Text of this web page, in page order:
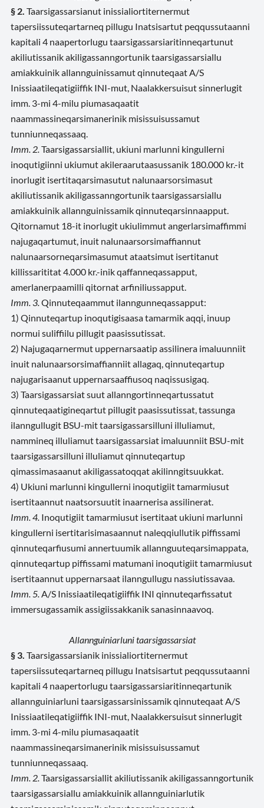
§ 2. Taarsigassarsianut inissialiortiternermut
tapersiissuteqartarneq pillugu Inatsisartut peqqussutaanni
kapitali 4 naapertorlugu taarsigassarsiaritinneqartunut
akiliutissanik akiligassanngortunik taarsigassarsiallu
amiakkuinik allannguinissamut qinnuteqaat A/S
Inissiaatileqatigiiffik INI-mut, Naalakkersuisut sinnerlugit
imm. 3-mi 4-milu piumasaqaatit
naammassineqarsimanerinik misissuisussamut
tunniunneqassaaq.
Imm. 2. Taarsigassarsiallit, ukiuni marlunni kingullerni
inoqutigiinni ukiumut akileraarutaasussanik 180.000 kr.-it
inorlugit isertitaqarsimasutut nalunaarsorsimasut
akiliutissanik akiligassanngortunik taarsigassarsiallu
amiakkuinik allannguinissamik qinnuteqarsinnaapput.
Qitornamut 18-it inorlugit ukiulimmut angerlarsimaffimmi
najugaqartumut, inuit nalunaarsorsimaffiannut
nalunaarsorneqarsimasumut ataatsimut isertitanut
killissarititat 4.000 kr.-inik qaffanneqassapput,
amerlanerpaamilli qitornat arfiniliussapput.
Imm. 3. Qinnuteqaammut ilanngunneqassapput:
1) Qinnuteqartup inoqutigisaasa tamarmik aqqi, inuup
normui suliffiilu pillugit paasissutissat.
2) Najugaqarnermut uppernarsaatip assilinera imaluunniit
inuit nalunaarsorsimaffianniit allagaq, qinnuteqartup
najugarisaanut uppernarsaaffiusoq naqissusigaq.
3) Taarsigassarsiat suut allanngortinneqartussatut
qinnuteqaatigineqartut pillugit paasissutissat, tassunga
ilanngullugit BSU-mit taarsigassarsilluni illuliamut,
nammineq illuliamut taarsigassarsiat imaluunniit BSU-mit
taarsigassarsilluni illuliamut qinnuteqartup
qimassimasaanut akiligassatoqqat akilinngitsuukkat.
4) Ukiuni marlunni kingullerni inoqutigiit tamarmiusut
isertitaannut naatsorsuutit inaarnerisa assilinerat.
Imm. 4. Inoqutigiit tamarmiusut isertitaat ukiuni marlunni
kingullerni isertitarisimasaannut naleqqiullutik piffissami
qinnuteqarfiusumi annertuumik allannguuteqarsimappata,
qinnuteqartup piffissami matumani inoqutigiit tamarmiusut
isertitaannut uppernarsaat ilanngullugu nassiutissavaa.
Imm. 5. A/S Inissiaatileqatigiiffik INI qinnuteqarfissatut
immersugassamik assigiissakkanik sanasinnaavoq.
Allannguiniarluni taarsigassarsiat
§ 3. Taarsigassarsianik inissialiortiternermut
tapersiissuteqartarneq pillugu Inatsisartut peqqussutaanni
kapitali 4 naapertorlugu taarsigassarsiaritinneqartunik
allannguiniarluni taarsigassarsinissamik qinnuteqaat A/S
Inissiaatileqatigiiffik INI-mut, Naalakkersuisut sinnerlugit
imm. 3-mi 4-milu piumasaqaatit
naammassineqarsimanerinik misissuisussamut
tunniunneqassaaq.
Imm. 2. Taarsigassarsiallit akiliutissanik akiligassanngortunik
taarsigassarsiallu amiakkuinik allannguiniarlutik